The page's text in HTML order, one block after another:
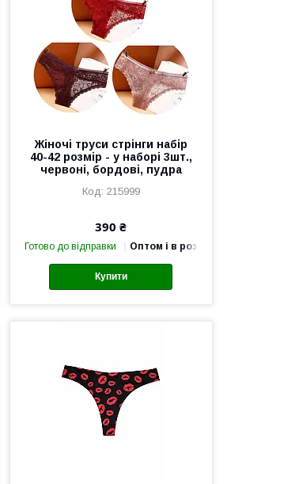
Жіночі труси стрінги набір
40-42 розмір - у наборі 3шт.,
червоні, бордові, пудра
215999
390 ₴
Готово до відправки Оптом і в роздріб
Купити